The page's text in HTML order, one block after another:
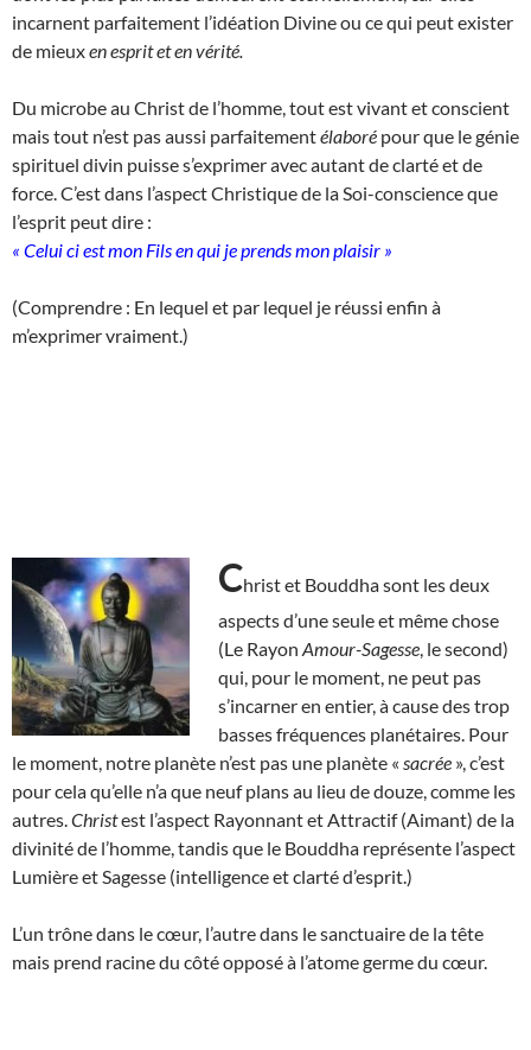
incarnent parfaitement l’idéation Divine ou ce qui peut exister
de mieuxen esprit et en vérité.
Du microbe au Christ de l’homme, tout est vivant et conscient
mais tout n’est pas aussi parfaitementélaboré pour que le génie
spirituel divin puisse s’exprimer avec autant de clarté et de
force. C’est dans l’aspect Christique de la Soi-conscience que
l’esprit peut dire :
« Celui ci est mon Fils en qui je prends mon plaisir »
(Comprendre : En lequel et par lequel je réussi enfin à
m’exprimer vraiment.)
Christ et Bouddha sont les deux
aspects d’une seule et même chose
(Le Rayon Amour-Sagesse , le second)
qui, pour le moment, ne peut pas
s’incarner en entier, à cause des trop
basses fréquences planétaires. Pour
le moment, notre planète n’est pas une planète « sacrée », c’est
pour cela qu’elle n’a que neuf plans au lieu de douze, comme les
autres. Christest l’aspect Rayonnant et Attractif (Aimant) de la
divinité de l’homme, tandis que le Bouddha représente l’aspect
Lumière et Sagesse (intelligence et clarté d’esprit.)
L’un trône dans le cœur, l’autre dans le sanctuaire de la tête
mais prend racine du côté opposé à l’atome germe du cœur.